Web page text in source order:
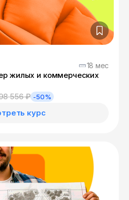
18 мес
жилых и коммерческих
556 ₽ -50%
курс